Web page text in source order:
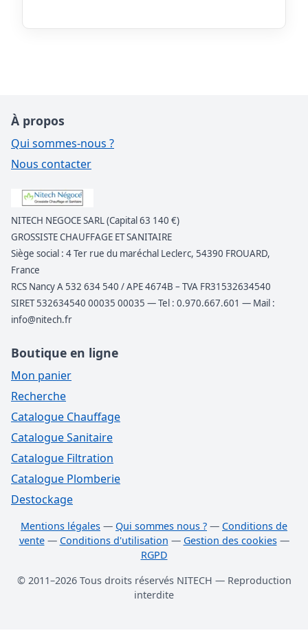
À propos
Qui sommes-nous ?
Nous contacter
NITECH NEGOCE SARL (Capital 63 140 €)
GROSSISTE CHAUFFAGE ET SANITAIRE
Siège social : 4 Ter rue du maréchal Leclerc, 54390 FROUARD,
France
RCS Nancy A 532 634 540 / APE 4674B – TVA FR31532634540
SIRET 532634540 00035 00035 — Tel : 0.970.667.601 — Mail :
info@nitech.fr
Boutique en ligne
Mon panier
Recherche
Catalogue Chauffage
Catalogue Sanitaire
Catalogue Filtration
Catalogue Plomberie
Destockage
Mentions légales — Qui sommes nous ? — Conditions de
vente— Conditions d'utilisation — Gestion des cookies—
RGPD
© 2011–2026 Tous droits réservés NITECH — Reproduction
interdite